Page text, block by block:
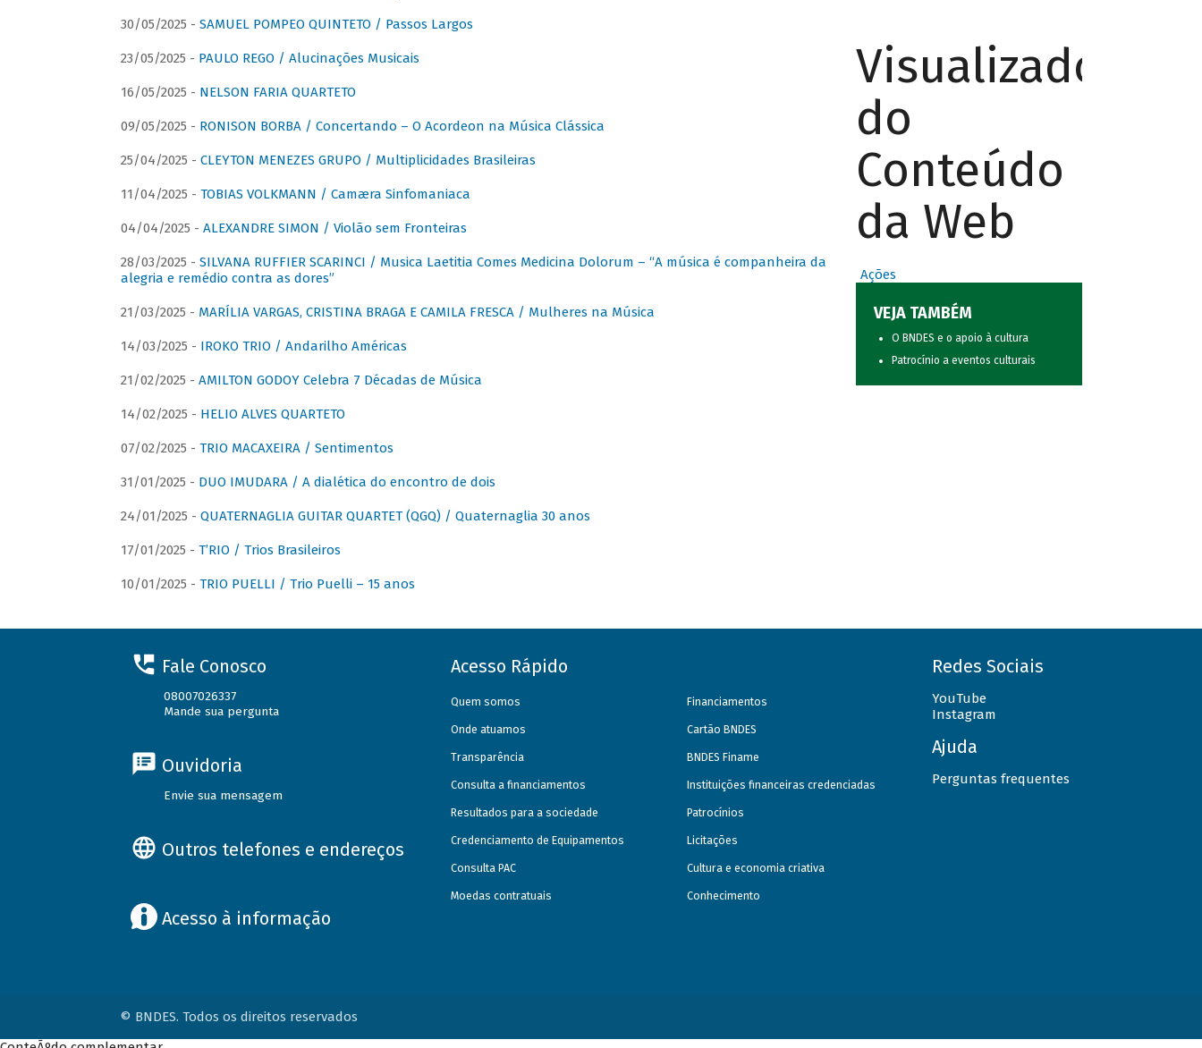
30/05/2025 - SAMUEL POMPEO QUINTETO / Passos Largos
23/05/2025 - PAULO REGO / Alucinações Musicais
16/05/2025 - NELSON FARIA QUARTETO
09/05/2025 - RONISON BORBA / Concertando – O Acordeon na Música Clássica
25/04/2025 - CLEYTON MENEZES GRUPO / Multiplicidades Brasileiras
11/04/2025 - TOBIAS VOLKMANN / Camæra Sinfomaniaca
04/04/2025 - ALEXANDRE SIMON / Violão sem Fronteiras
28/03/2025 - SILVANA RUFFIER SCARINCI / Musica Laetitia Comes Medicina Dolorum – “A música é companheira da
alegria e remédio contra as dores”
21/03/2025 - MARÍLIA VARGAS, CRISTINA BRAGA E CAMILA FRESCA / Mulheres na Música
14/03/2025 - IROKO TRIO / Andarilho Américas
21/02/2025 - AMILTON GODOY Celebra 7 Décadas de Música
14/02/2025 - HELIO ALVES QUARTETO
07/02/2025 - TRIO MACAXEIRA / Sentimentos
31/01/2025 - DUO IMUDARA / A dialética do encontro de dois
24/01/2025 - QUATERNAGLIA GUITAR QUARTET (QGQ) / Quaternaglia 30 anos
17/01/2025 - T’RIO / Trios Brasileiros
10/01/2025 - TRIO PUELLI / Trio Puelli – 15 anos
Visualizador
do
Conteúdo
da Web
Ações
VEJA TAMBÉM
O BNDES e o apoio à cultura
Patrocínio a eventos culturais
Fale Conosco
08007026337
Mande sua pergunta
Ouvidoria
Envie sua mensagem
Outros telefones e endereços
Acesso à informação
Acesso Rápido
Quem somos
Onde atuamos
Transparência
Consulta a financiamentos
Resultados para a sociedade
Credenciamento de Equipamentos
Consulta PAC
Moedas contratuais
Financiamentos
Cartão BNDES
BNDES Finame
Instituições financeiras credenciadas
Patrocínios
Licitações
Cultura e economia criativa
Conhecimento
Redes Sociais
YouTube
Instagram
Ajuda
Perguntas frequentes
© BNDES. Todos os direitos reservados